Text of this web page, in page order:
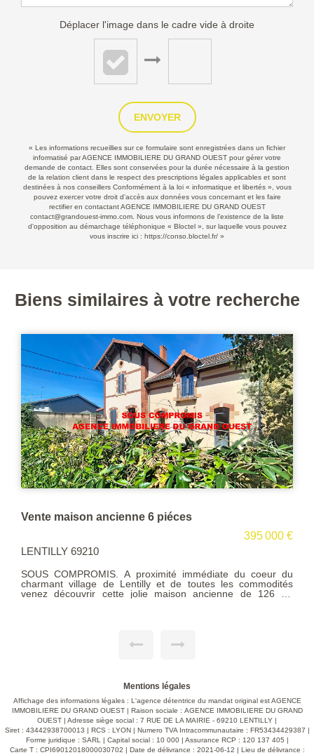
Déplacer l'image dans le cadre vide à droite
ENVOYER
« Les informations recueillies sur ce formulaire sont enregistrées dans un fichier
informatisé par AGENCE IMMOBILIERE DU GRAND OUEST pour gérer votre
demande de contact. Elles sont conservées pour la durée nécessaire à la gestion
de la relation client dans le respect des prescriptions légales applicables et sont
destinées à nos conseillers Conformément à la loi « informatique et libertés », vous
pouvez exercer votre droit d'accès aux données vous concernant et les faire
rectifier en contactant AGENCE IMMOBILIERE DU GRAND OUEST
contact@grandouest-immo.com. Nous vous informons de l’existence de la liste
d'opposition au démarchage téléphonique « Bloctel », sur laquelle vous pouvez
vous inscrire ici : https://conso.bloctel.fr/ »
Biens similaires à votre recherche
VENTE MAISON 8 PIECES LENTILLY
650 000 €
LENTILLY 69210
SOUS OFFRE. Exclusivité. Au coeur du village de Lentilly
dans un environnement exceptionnel nous vous proposons
cette spacieuse maison d'architecte située au fond d'une
profiter de toutes les commodités, collège, tram commerces,
une vue magnifique sur la campagne environnante. Un
carport et un local vélo complètent ce descriptif. Produit rare
à voir absolument. Contact : Didier Journoud, agent
immobilier. Honoraires charge vendeur.
Mentions légales
Affichage des informations légales : L'agence détentrice du mandat original est AGENCE
IMMOBILIERE DU GRAND OUEST | Raison sociale : AGENCE IMMOBILIERE DU GRAND
OUEST | Adresse siège social : 7 RUE DE LA MAIRIE - 69210 LENTILLY |
Siret : 43442938700013 | RCS : LYON | Numero TVA Intracommunautaire : FR53434429387 |
Forme juridique : SARL | Capital social : 10 000 | Assurance RCP : 120 137 405 |
Carte T : CPI69012018000030702 | Date de délivrance : 2021-06-12 | Lieu de délivrance :